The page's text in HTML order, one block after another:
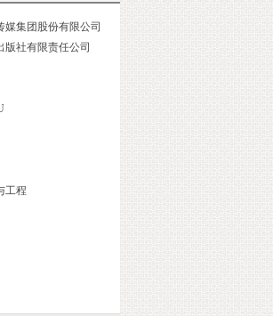
媒集团股份有限公司
版社有限责任公司
工程